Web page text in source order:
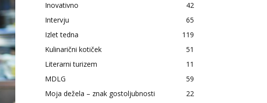
Inovativno
42
Intervju
65
Izlet tedna
119
Kulinarični kotiček
51
Literarni turizem
11
MDLG
59
Moja dežela – znak gostoljubnosti
22